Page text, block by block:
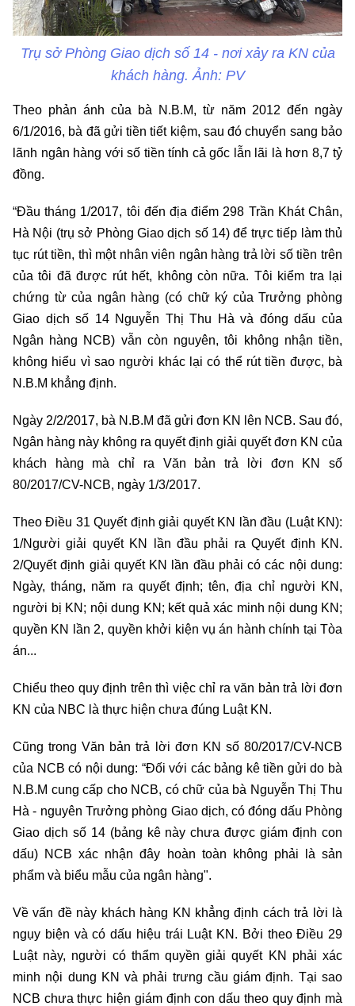
Trụ sở Phòng Giao dịch số 14 - nơi xảy ra KN của
khách hàng. Ảnh: PV
Theo phản ánh của bà N.B.M, từ năm 2012 đến ngày
6/1/2016, bà đã gửi tiền tiết kiệm, sau đó chuyển sang bảo
lãnh ngân hàng với số tiền tính cả gốc lẫn lãi là hơn 8,7 tỷ
đồng.
“Đầu tháng 1/2017, tôi đến địa điểm 298 Trần Khát Chân,
Hà Nội (trụ sở Phòng Giao dịch số 14) để trực tiếp làm thủ
tục rút tiền, thì một nhân viên ngân hàng trả lời số tiền trên
của tôi đã được rút hết, không còn nữa. Tôi kiểm tra lại
chứng từ của ngân hàng (có chữ ký của Trưởng phòng
Giao dịch số 14 Nguyễn Thị Thu Hà và đóng dấu của
Ngân hàng NCB) vẫn còn nguyên, tôi không nhận tiền,
không hiểu vì sao người khác lại có thể rút tiền được, bà
N.B.M khẳng định.
Ngày 2/2/2017, bà N.B.M đã gửi đơn KN lên NCB. Sau đó,
Ngân hàng này không ra quyết định giải quyết đơn KN của
khách hàng mà chỉ ra Văn bản trả lời đơn KN số
80/2017/CV-NCB, ngày 1/3/2017.
Theo Điều 31 Quyết định giải quyết KN lần đầu (Luật KN):
1/Người giải quyết KN lần đầu phải ra Quyết định KN.
2/Quyết định giải quyết KN lần đầu phải có các nội dung:
Ngày, tháng, năm ra quyết định; tên, địa chỉ người KN,
người bị KN; nội dung KN; kết quả xác minh nội dung KN;
quyền KN lần 2, quyền khởi kiện vụ án hành chính tại Tòa
án...
Chiểu theo quy định trên thì việc chỉ ra văn bản trả lời đơn
KN của NBC là thực hiện chưa đúng Luật KN.
Cũng trong Văn bản trả lời đơn KN số 80/2017/CV-NCB
của NCB có nội dung: “Đối với các bảng kê tiền gửi do bà
N.B.M cung cấp cho NCB, có chữ của bà Nguyễn Thị Thu
Hà - nguyên Trưởng phòng Giao dịch, có đóng dấu Phòng
Giao dịch số 14 (bảng kê này chưa được giám định con
dấu) NCB xác nhận đây hoàn toàn không phải là sản
phẩm và biểu mẫu của ngân hàng".
Về vấn đề này khách hàng KN khẳng định cách trả lời là
ngụy biện và có dấu hiệu trái Luật KN. Bởi theo Điều 29
Luật này, người có thẩm quyền giải quyết KN phải xác
minh nội dung KN và phải trưng cầu giám định. Tại sao
NCB chưa thực hiện giám định con dấu theo quy định mà